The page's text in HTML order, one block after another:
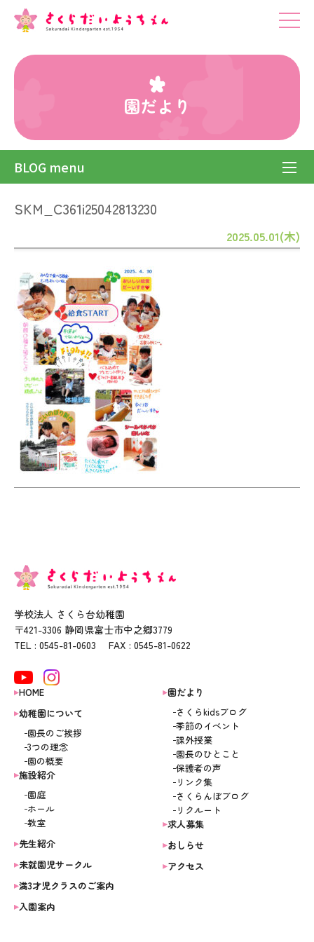
園だより
BLOG menu
SKM_C361i25042813230
2025.05.01(木)
学校法人 さくら台幼稚園
〒421-3306 静岡県富士市中之郷3779
TEL : 0545-81-0603 FAX : 0545-81-0622
HOME
幼稚園について
園長のご挨拶
3つの理念
園の概要
施設紹介
園庭
ホール
教室
先生紹介
未就園児サークル
満3才児クラスのご案内
入園案内
園だより
さくらkidsブログ
季節のイベント
課外授業
園長のひとこと
保護者の声
リンク集
さくらんぼブログ
リクルート
求人募集
おしらせ
アクセス